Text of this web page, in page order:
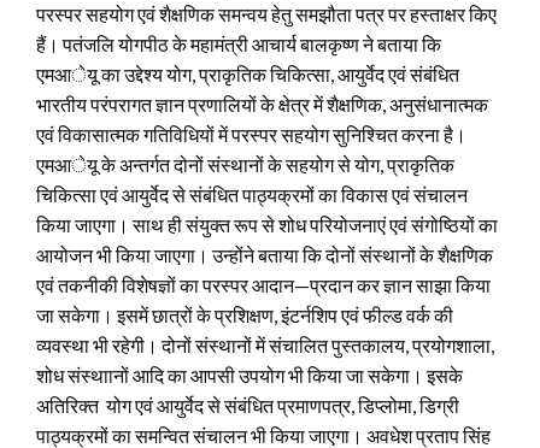
परस्पर सहयोग एवं शैक्षणिक समन्वय हेतु समझौता पत्र पर हस्ताक्षर किए
हैं। पतंजलि योगपीठ के महामंत्री आचार्य बालकृष्ण ने बताया कि
एमआेयू का उद्देश्य योग, प्राकृतिक चिकित्सा, आयुर्वेद एवं संबंधित
भारतीय परंपरागत ज्ञान प्रणालियों के क्षेत्र में शैक्षणिक, अनुसंधानात्मक
एवं विकासात्मक गतिविधियों में परस्पर सहयोग सुनिश्चित करना है।
एमआेयू के अन्तर्गत दोनों संस्थानों के सहयोग से योग, प्राकृतिक
चिकित्सा एवं आयुर्वेद से संबंधित पाठ्यक्रमों का विकास एवं संचालन
किया जाएगा। साथ ही संयुक्त रूप से शोध परियोजनाएं एवं संगोष्ठियों का
आयोजन भी किया जाएगा। उन्होंने बताया कि दोनों संस्थानों के शैक्षणिक
एवं तकनीकी विशेषज्ञों का परस्पर आदान—प्रदान कर ज्ञान साझा किया
जा सकेगा। इसमें छात्रों के प्रशिक्षण, इंटर्नशिप एवं फील्ड वर्क की
व्यवस्था भी रहेगी। दोनों संस्थानों में संचालित पुस्तकालय, प्रयोगशाला,
शोध संस्थाानों आदि का आपसी उपयोग भी किया जा सकेगा। इसके
अतिरिक्त योग एवं आयुर्वेद से संबंधित प्रमाणपत्र, डिप्लोमा, डिग्री
पाठ्यक्रमों का समन्वित संचालन भी किया जाएगा। अवधेश प्रताप सिंह